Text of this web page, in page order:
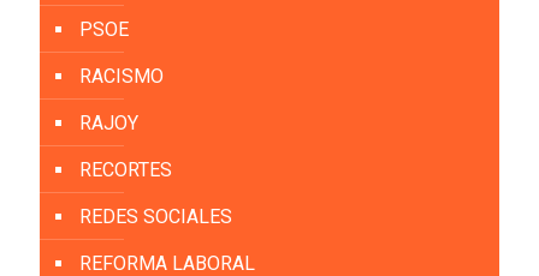
PSOE
RACISMO
RAJOY
RECORTES
REDES SOCIALES
REFORMA LABORAL